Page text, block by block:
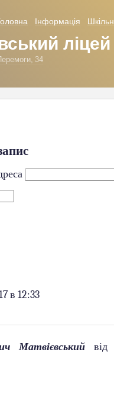
Інформація
ліцей
34
в 12:33
Матвієвський
від